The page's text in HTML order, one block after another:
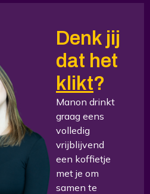
Denk jij
dat het
klikt?
Manon drinkt
graag eens
volledig
vrijblijvend
een koffietje
met je om
samen te